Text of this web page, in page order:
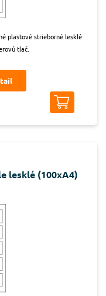
plastové strieborné lesklé
tlač.
lesklé (100xA4)